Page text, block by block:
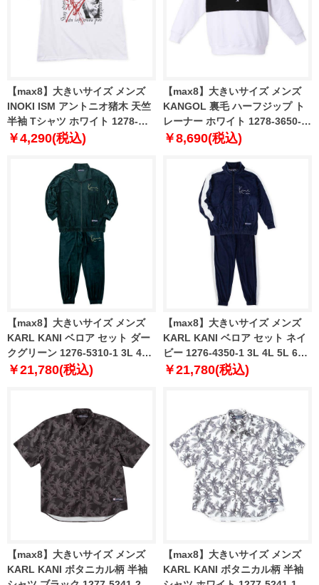
【max8】大きいサイズ メンズ
INOKI ISM アントニオ猪木 天竺
半袖 Tシャツ ホワイト 1278-
5543-1 3L 4L 5L 6L 8L
￥4,290(税込)
【max8】大きいサイズ メンズ
KANGOL 裏毛 ハーフジップ ト
レーナー ホワイト 1278-3650-1
3L 4L 5L 6L 8L
￥8,690(税込)
【max8】大きいサイズ メンズ
KARL KANI ベロア セット ダー
クグリーン 1276-5310-1 3L 4L
5L 6L 8L
￥21,780(税込)
【max8】大きいサイズ メンズ
KARL KANI ベロア セット ネイ
ビー 1276-4350-1 3L 4L 5L 6L
8L
￥21,780(税込)
【max8】大きいサイズ メンズ
KARL KANI ボタニカル柄 半袖
【max8】大きいサイズ メンズ
KARL KANI ボタニカル柄 半袖